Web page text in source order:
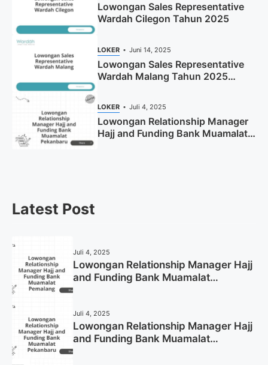
Lowongan Sales Representative
Wardah Cilegon Tahun 2025
LOKER Juni 14, 2025
Lowongan Sales Representative
Wardah Malang Tahun 2025
LOKER Juli 4, 2025
Lowongan Relationship Manager
Hajj and Funding Bank Muamalat
Latest Post
Juli 4, 2025
Lowongan Relationship Manager Hajj
and Funding Bank Muamalat
Juli 4, 2025
Lowongan Relationship Manager Hajj
and Funding Bank Muamalat